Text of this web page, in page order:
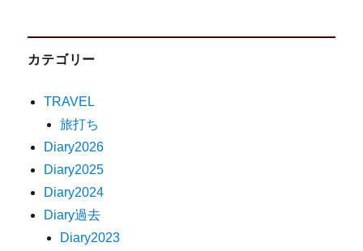
カテゴリー
TRAVEL
旅打ち
Diary2026
Diary2025
Diary2024
Diary過去
Diary2023